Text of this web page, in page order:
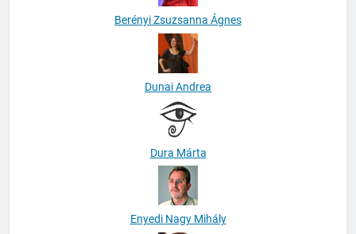
Berényi Zsuzsanna Ágnes
Dunai Andrea
Dura Márta
Enyedi Nagy Mihály